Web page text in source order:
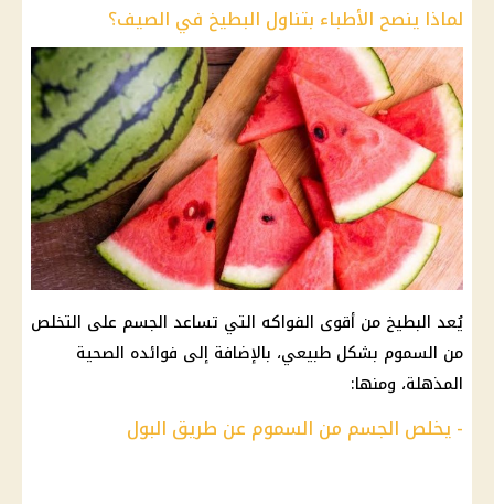
لماذا ينصح الأطباء بتناول البطيخ في الصيف؟
يُعد البطيخ من أقوى الفواكه التي تساعد الجسم على التخلص
من السموم بشكل طبيعي، بالإضافة إلى فوائده الصحية
المذهلة، ومنها:
- يخلص الجسم من السموم عن طريق البول